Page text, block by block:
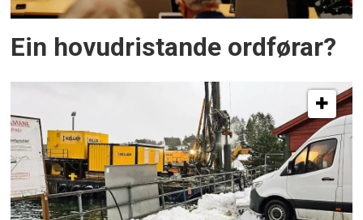
Ein hovudristande ordførar?